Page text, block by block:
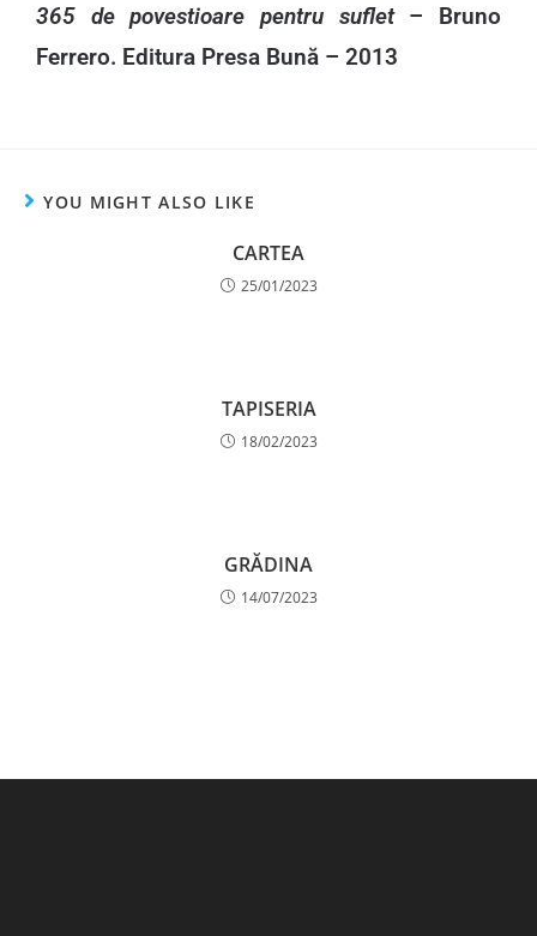
365 de povestioare pentru suflet – Bruno
Ferrero. Editura Presa Bună – 2013
YOU MIGHT ALSO LIKE
CARTEA
25/01/2023
TAPISERIA
18/02/2023
GRĂDINA
14/07/2023